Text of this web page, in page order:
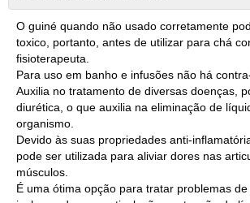
O guiné quando não usado corretamente
toxico, portanto, antes de utilizar para chá
fisioterapeuta.
Para uso em banho e infusões não há
Auxilia no tratamento de diversas doenças,
diurética, o que auxilia na eliminação de
organismo.
Devido às suas propriedades anti-
pode ser utilizada para aliviar dores nas
músculos.
É uma ótima opção para tratar problemas